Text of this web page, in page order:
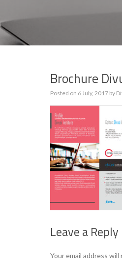
Brochure
Posted on 6 July, 2017 by
Leave a Reply
Your email address